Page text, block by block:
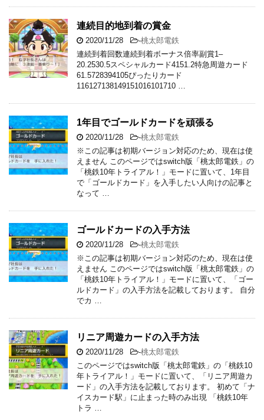
連続目的地到着の賞金
2020/11/28 -桃太郎電鉄
連続到着回数連続到着ボーナス倍率副賞1–
20.2530.5スペシャルカード4151.2特急周遊カード
61.5728394105ぴったりカード
116127138149151016101710 …
1年目でゴールドカードを頑張る
2020/11/28 -桃太郎電鉄
※この記事は初期バージョン対応のため、現在は使
えません このページではswitch版「桃太郎電鉄」の
「桃鉄10年トライアル！」モードに置いて、1年目
で「ゴールドカード」を入手したい人向けの記事と
なって …
ゴールドカードの入手方法
2020/11/28 -桃太郎電鉄
※この記事は初期バージョン対応のため、現在は使
えません このページではswitch版「桃太郎電鉄」の
「桃鉄10年トライアル！」モードに置いて、「ゴー
ルドカード」の入手方法を記載しております。 自分
でカ …
リニア周遊カードの入手方法
2020/11/28 -桃太郎電鉄
このページではswitch版「桃太郎電鉄」の「桃鉄10
年トライアル！」モードに置いて、「リニア周遊カ
ード」の入手方法を記載しております。 初めて「ナ
イスカード駅」に止まった時のみ出現 「桃鉄10年
トラ …